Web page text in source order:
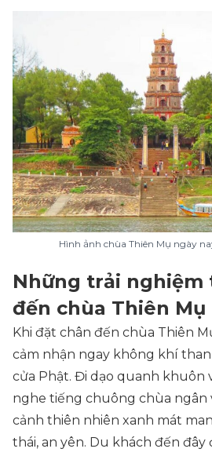
Hình ảnh chùa Thiên Mụ ngày
Những trải nghiệm
đến chùa Thiên Mụ
Khi đặt chân đến chùa Thiên
cảm nhận ngay không khí
cửa Phật. Đi dạo quanh khuôn
nghe tiếng chuông chùa ngân
cảnh thiên nhiên xanh mát
thái, an yên. Du khách đến đây